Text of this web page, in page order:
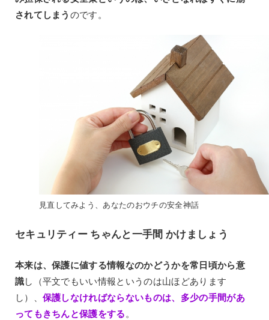
されてしまう のです。
見直してみよう、あなたのおウチの安全神話
セキュリティー ちゃんと一手間 かけましょう
本来は、保護に値する情報なのかどうかを常日頃から意
識し（平文でもいい情報というのは山ほどあります
し）、 保護しなければならないものは、多少の手間があ
ってもきちんと保護をする 。